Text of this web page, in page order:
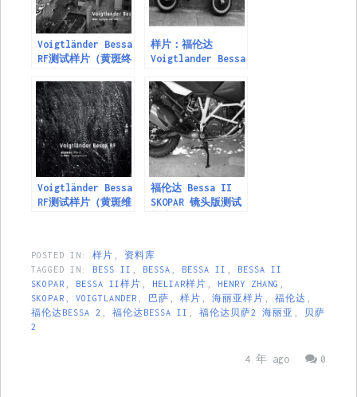
Voigtländer Bessa
RF测试样片（黄斑终
样片：福伦达
Voigtlander Bessa
Voigtländer Bessa
RF测试样片（黄斑维
福伦达 Bessa II
SKOPAR 镜头版测试
POSTED IN: 样片
资料库
TAGGED IN: BESS II BESSA BESSA II
BESSA II
SKOPAR
BESSA II样片 HELIAR样片 HENRY ZHANG
SKOPAR
VOIGTLANDER 巴萨 样片 海丽亚样片 福伦达
福伦达BESSA 2
福伦达BESSA II 福伦达贝萨2 海丽亚
贝萨
2
0
4 年 ago